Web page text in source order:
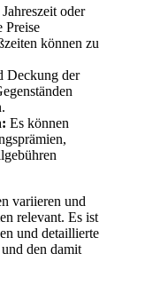
oder
Preise
können zu
Deckung der
Es können
variieren und
relevant. Es ist
und detaillierte
den damit